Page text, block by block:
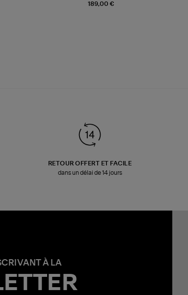
189,00 €
RETOUR OFFERT ET FACILE
dans un délai de 14 jours
À LA